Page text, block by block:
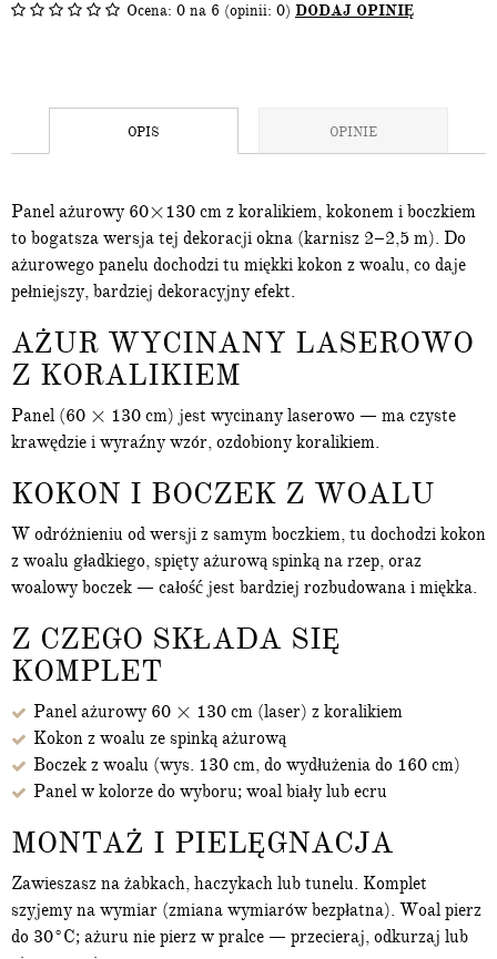
Ocena: 0 na 6 (opinii: 0) DODAJ OPINIĘ
OPIS OPINIE
Panel ażurowy 60×130 cm z koralikiem, kokonem i boczkiem
to bogatsza wersja tej dekoracji okna (karnisz 2–2,5 m). Do
ażurowego panelu dochodzi tu miękki kokon z woalu, co daje
pełniejszy, bardziej dekoracyjny efekt.
AŻUR WYCINANY LASEROWO
Z KORALIKIEM
Panel (60 × 130 cm) jest wycinany laserowo — ma czyste
krawędzie i wyraźny wzór, ozdobiony koralikiem.
KOKON I BOCZEK Z WOALU
W odróżnieniu od wersji z samym boczkiem, tu dochodzi kokon
z woalu gładkiego, spięty ażurową spinką na rzep, oraz
woalowy boczek — całość jest bardziej rozbudowana i miękka.
Z CZEGO SKŁADA SIĘ
KOMPLET
Panel ażurowy 60 × 130 cm (laser) z koralikiem
Kokon z woalu ze spinką ażurową
Boczek z woalu (wys. 130 cm, do wydłużenia do 160 cm)
Panel w kolorze do wyboru; woal biały lub ecru
MONTAŻ I PIELĘGNACJA
Zawieszasz na żabkach, haczykach lub tunelu. Komplet
szyjemy na wymiar (zmiana wymiarów bezpłatna). Woal pierz
do 30°C; ażuru nie pierz w pralce — przecieraj, odkurzaj lub